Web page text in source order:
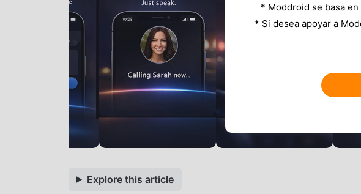
Explore this article
* Moddroid se basa
* Si desea apoyar a